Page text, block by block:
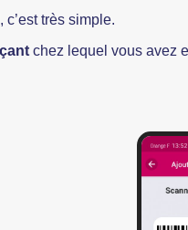
très simple.
chez lequel vous avez